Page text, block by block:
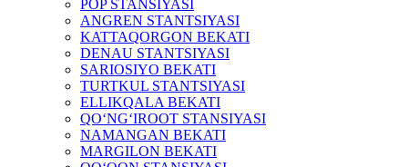
POP STANSIYASI
ANGREN STANTSIYASI
KATTAQORGON BEKATI
DENAU STANTSIYASI
SARIOSIYO BEKATI
TURTKUL STANTSIYASI
ELLIKQALA BEKATI
QO‘NG‘IROOT STANSIYASI
NAMANGAN BEKATI
MARGILON BEKATI